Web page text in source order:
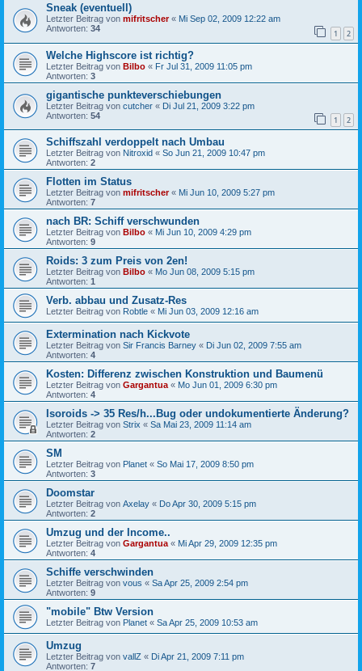
Sneak (eventuell)
Letzter Beitrag von mifritscher« Mi Sep 02, 2009 12:22 am
Antworten: 34 1 2
Welche Highscore ist richtig?
Letzter Beitrag von Bilbo « Fr Jul 31, 2009 11:05 pm
Antworten: 3
gigantische punkteverschiebungen
Letzter Beitrag von cutcher « Di Jul 21, 2009 3:22 pm
Antworten: 54 1 2
Schiffszahl verdoppelt nach Umbau
Letzter Beitrag von Nitroxid « So Jun 21, 2009 10:47 pm
Antworten: 2
Flotten im Status
Letzter Beitrag von mifritscher« Mi Jun 10, 2009 5:27 pm
Antworten: 7
nach BR: Schiff verschwunden
Letzter Beitrag von Bilbo « Mi Jun 10, 2009 4:29 pm
Antworten: 9
Roids: 3 zum Preis von 2en!
Letzter Beitrag von Bilbo « Mo Jun 08, 2009 5:15 pm
Antworten: 1
Verb. abbau und Zusatz-Res
Letzter Beitrag von Robtle « Mi Jun 03, 2009 12:16 am
Extermination nach Kickvote
Letzter Beitrag von Sir Francis Barney « Di Jun 02, 2009 7:55 am
Antworten: 4
Kosten: Differenz zwischen Konstruktion und Baumenü
Letzter Beitrag von Gargantua« Mo Jun 01, 2009 6:30 pm
Antworten: 4
Isoroids -> 35 Res/h...Bug oder undokumentierte Änderung?
Letzter Beitrag von Strix « Sa Mai 23, 2009 11:14 am
Antworten: 2
SM
Letzter Beitrag von Planet « So Mai 17, 2009 8:50 pm
Antworten: 3
Doomstar
Letzter Beitrag von Axelay « Do Apr 30, 2009 5:15 pm
Antworten: 2
Umzug und der Income..
Letzter Beitrag von Gargantua« Mi Apr 29, 2009 12:35 pm
Antworten: 4
Schiffe verschwinden
Letzter Beitrag von vous « Sa Apr 25, 2009 2:54 pm
Antworten: 9
"mobile" Btw Version
Letzter Beitrag von Planet « Sa Apr 25, 2009 10:53 am
Umzug
Letzter Beitrag von vallZ « Di Apr 21, 2009 7:11 pm
Antworten: 7